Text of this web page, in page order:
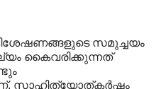
സമുച്ചയം
കൈവരിക്കുന്നത്
സാഹിത്യോത്കർഷം